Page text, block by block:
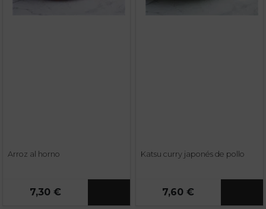
Arroz al horno
7,30 €
Katsu curry japonés de pollo
7,60 €